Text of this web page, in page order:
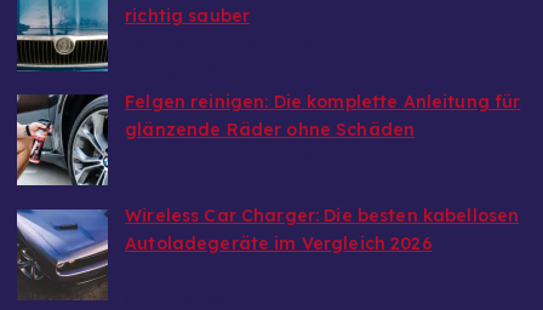
richtig sauber
Felgen reinigen: Die komplette Anleitung für
glänzende Räder ohne Schäden
Wireless Car Charger: Die besten kabellosen
Autoladegeräte im Vergleich 2026